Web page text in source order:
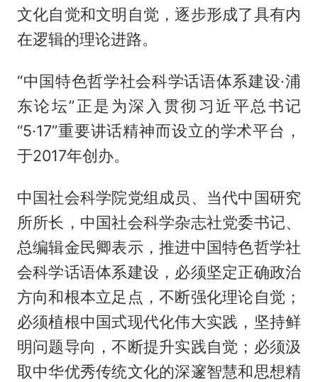
文化自觉和文明自觉，逐步形成了具有内
在逻辑的理论进路。
“中国特色哲学社会科学话语体系建设·浦
东论坛”正是为深入贯彻习近平总书记
“5·17”重要讲话精神而设立的学术平台，
于2017年创办。
中国社会科学院党组成员、当代中国研究
所所长，中国社会科学杂志社党委书记、
总编辑金民卿表示，推进中国特色哲学社
会科学话语体系建设，必须坚定正确政治
方向和根本立足点，不断强化理论自觉；
必须植根中国式现代化伟大实践，坚持鲜
明问题导向，不断提升实践自觉；必须汲
取中华优秀传统文化的深邃智慧和思想精